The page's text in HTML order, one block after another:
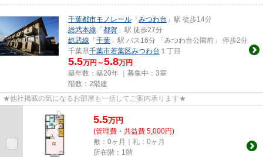
千葉都市モノレール 「 みつわ台 」駅 徒歩14分
総武本線 「 都賀 」駅 徒歩27分
総武線 「 千葉 」駅 バス16分 「みつわ台公園前」 停歩2分
千葉県千葉市若葉区みつわ台 １丁目
5.5万円～5.8万円
築年数：築20年 ｜募集中： 3室
階数：2階建
★他社掲載の気になるお部屋も一括してご案内承ります★
5.5万円
(管理費・共益費 5,000円)
敷：0ヶ月｜礼：0ヶ月
所在階：1階